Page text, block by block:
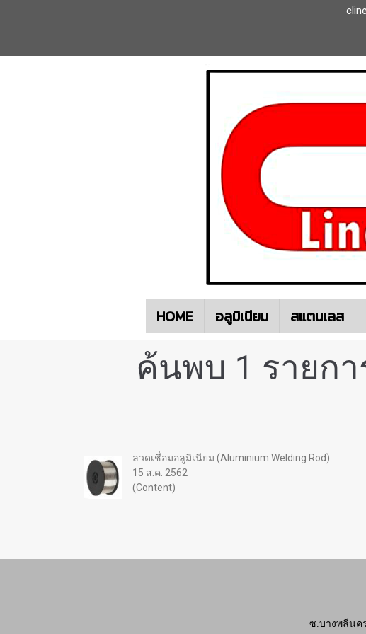
HOME อลูมิเนียม สแตนเลส
ค้นพบ 1 รายก
ลวดเชื่อมอลูมิเนียม (Aluminium Welding Rod)
15 ส.ค. 2562
(Content)
ซ.บางพลีนค